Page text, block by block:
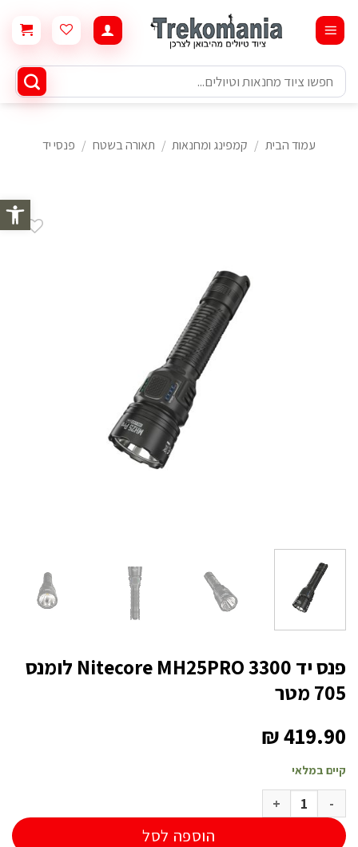
פתח
content
חיפוש
עבור:
עמוד הבית / קמפינג ומחנאות / תאורה בשטח / פנסי יד
פנס יד Nitecore MH25PRO 3300 לומנס
705 מטר
₪419.90
קיים במלאי
כמות של פנס יד Nitecore MH25PRO 3300 לומנס 705 מטר
הוספה לסל